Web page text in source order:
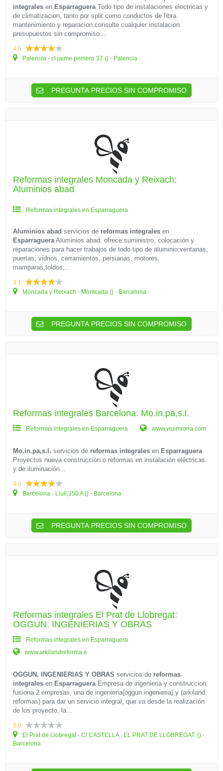
integrales en EsparragueraTodo tipo de instalaciones electricas y
de climatizacion, tanto por split como conductos de fibra.
mantenimiento y reparacion.consulte cualquier instalacion.
presupuestos sin compromiso....
4.0
Palencia - cl jaime primero 37 () - Palencia
PREGUNTA PRECIOS SIN COMPROMISO
Reformas integrales Moncada y Reixach:
Aluminios abad
Reformas integrales en Esparraguera
Aluminios abad servicios de reformas integrales en
EsparragueraAluminios abad; ofrece:suministro, colocación y
reparaciones para hacer trabajos de todo tipo de aluminio;ventanas,
puertas, vidrios, cerramientos, persianas, motores,
mamparas,toldos,...
4.1
Moncada y Reixach - Montcada () - Barcelona
PREGUNTA PRECIOS SIN COMPROMISO
Reformas integrales Barcelona: Mo.in.pa,s.l.
Reformas integrales en Esparraguera www.vioimrona.com
Mo.in.pa,s.l. servicios de reformas integrales en Esparraguera
Proyectos nueva construcción o reformas en instalación eléctricas
y de iluminación...
4.0
Barcelona - Llull,350 A () - Barcelona
PREGUNTA PRECIOS SIN COMPROMISO
Reformas integrales El Prat de Llobregat:
OGGUN. INGENIERIAS Y OBRAS
Reformas integrales en Esparraguera
www.arkilandreforma.e
OGGUN. INGENIERIAS Y OBRAS servicios de reformas
integrales en EsparragueraEmpresa de ingenieria y construccion:
fusiona 2 empresas, una de ingenieria(oggun.ingenieria) y (arkiland
reformas) para dar un servicio integral, que va desde la realización
de los proyecto, la...
0.0
El Prat de Llobregat - C/ CASTELLA , EL PRAT DE LLOBREGAT. () -
Barcelona